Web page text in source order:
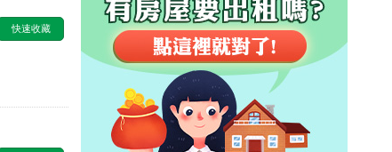
快速收藏